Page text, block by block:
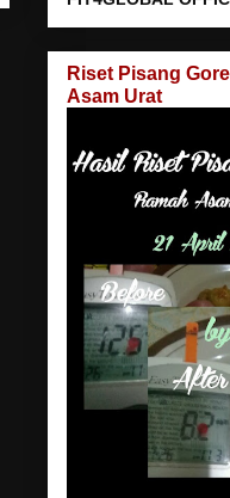
Riset Pisang
Asam Urat